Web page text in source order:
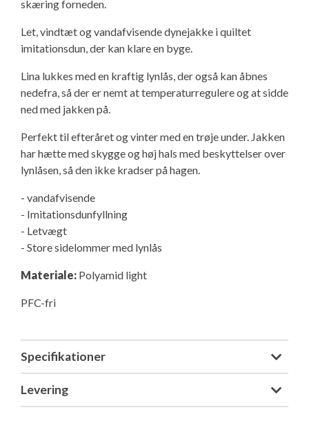
Isabella Opstillingsvejledninger
GPDR - Optagelse af foto og video
GPDR - KG Camping Kundeklub
skæring forneden.
Let, vindtæt og vandafvisende dynejakke i quiltet
imitationsdun, der kan klare en byge.
Lina lukkes med en kraftig lynlås, der også kan åbnes
nedefra, så der er nemt at temperaturregulere og at sidde
ned med jakken på.
Perfekt til efteråret og vinter med en trøje under. Jakken
har hætte med skygge og høj hals med beskyttelser over
lynlåsen, så den ikke kradser på hagen.
- vandafvisende
- Imitationsdunfyllning
- Letvægt
- Store sidelommer med lynlås
Materiale: Polyamid light
PFC-fri
Specifikationer
Levering